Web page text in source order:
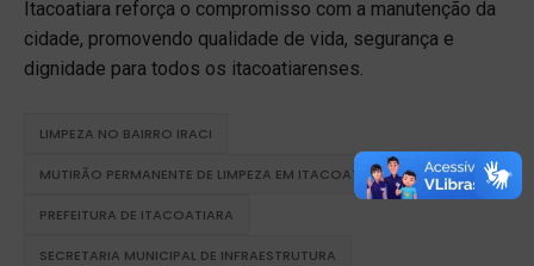
Itacoatiara reforça o compromisso com a manutenção da
cidade, promovendo qualidade de vida, segurança e
dignidade para todos os itacoatiarenses.
LIMPEZA NO BAIRRO IRACI
MUTIRÃO PERMANENTE DE LIMPEZA EM ITACOATIARA
PREFEITURA DE ITACOATIARA
SECRETARIA MUNICIPAL DE INFRAESTRUTURA